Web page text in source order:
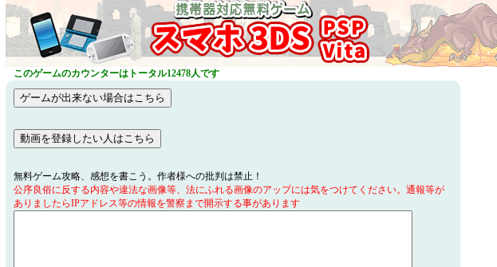
このゲームのカウンターはトータル12478人です
無料ゲーム攻略、感想を書こう。作者様への批判は禁止！
公序良俗に反する内容や違法な画像等、法にふれる画像のアップには気をつけてください。通報等が
ありましたらIPアドレス等の情報を警察まで開示する事があります